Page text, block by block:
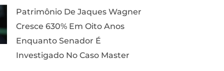
Patrimônio De Jaques Wagner
Cresce 630% Em Oito Anos
Enquanto Senador É
Investigado No Caso Master